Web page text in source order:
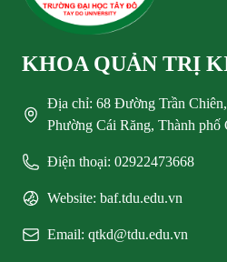
KHOA QUẢN TRỊ
Địa chỉ: 68 Đường Trần
Phường Cái Răng, Thành phố
Điện thoại: 02922473668
Website: baf.tdu.edu.vn
Email: qtkd@tdu.edu.vn